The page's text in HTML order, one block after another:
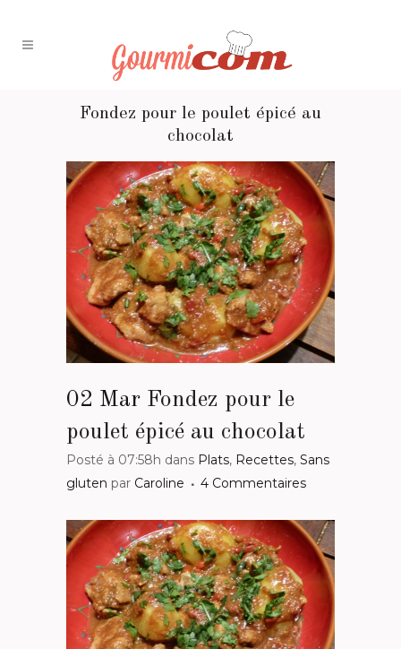
Fondez pour le poulet épicé au
chocolat
02 Mar Fondez pour le
poulet épicé au chocolat
Posté à 07:58h dans Plats, Recettes, Sans
gluten par Caroline 4 Commentaires